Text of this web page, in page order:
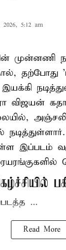
5:12 am
முன்னணி
தற்போது
விஜயன்
இப்படம்
...
Read More